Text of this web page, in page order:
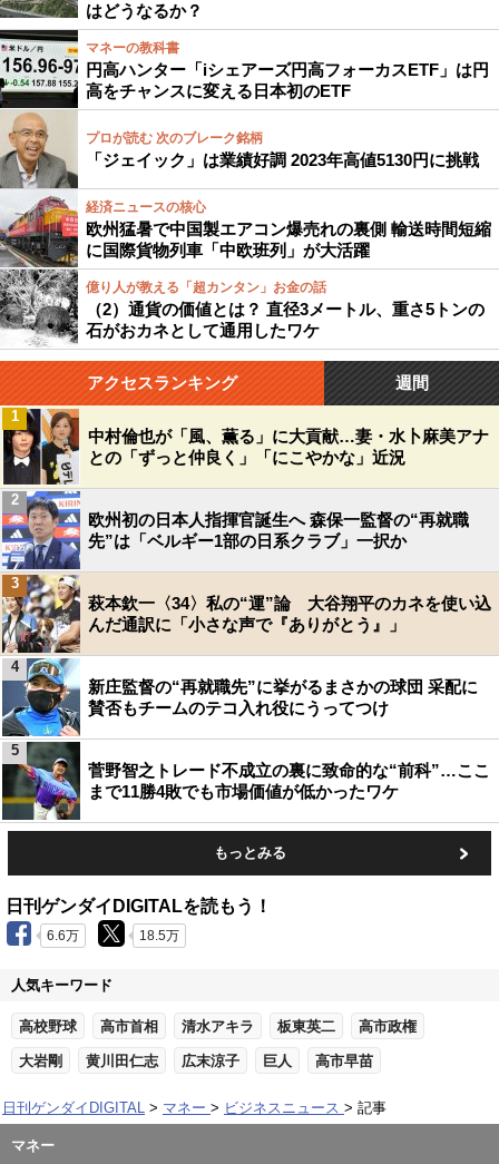
はどうなるか？
マネーの教科書
円高ハンター「iシェアーズ円高フォーカスETF」は円
高をチャンスに変える日本初のETF
プロが読む 次のブレーク銘柄
「ジェイック」は業績好調 2023年高値5130円に挑戦
経済ニュースの核心
欧州猛暑で中国製エアコン爆売れの裏側 輸送時間短縮
に国際貨物列車「中欧班列」が大活躍
億り人が教える「超カンタン」お金の話
（2）通貨の価値とは？ 直径3メートル、重さ5トンの
石がおカネとして通用したワケ
アクセスランキング 週間
中村倫也が「風、薫る」に大貢献…妻・水卜麻美アナ
との「ずっと仲良く」「にこやかな」近況
1
欧州初の日本人指揮官誕生へ 森保一監督の“再就職
先”は「ベルギー1部の日系クラブ」一択か
2
萩本欽一〈34〉私の“運”論 大谷翔平のカネを使い込
んだ通訳に「小さな声で『ありがとう』」
3
新庄監督の“再就職先”に挙がるまさかの球団 采配に
賛否もチームのテコ入れ役にうってつけ
4
菅野智之トレード不成立の裏に致命的な“前科”…ここ
まで11勝4敗でも市場価値が低かったワケ
5
もっとみる
日刊ゲンダイDIGITALを読もう！
6.6万 18.5万
人気キーワード
高校野球 高市首相 清水アキラ 板東英二 高市政権
大岩剛 黄川田仁志 広末涼子 巨人 高市早苗
日刊ゲンダイDIGITAL マネー ビジネスニュース 記事
マネー